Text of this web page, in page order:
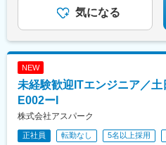
東比恵駅、渡辺橋駅、淀屋橋
池駅(福岡県)、上鳥羽口駅、
広畑駅、住ノ江駅、江波駅、
駅、油田駅、五井駅、門出駅
県)、丸の内駅(愛知県)、戸部
羽駅、峰駅、陸前落合駅、セ
岡本駅(栃木県)、笠寺駅、村
駅、徳山駅、周防下郷駅、道
駅、松江駅、伊賀屋駅、弥生
気になる
NEW
未経験歓迎ITエンジニア／
E002ーI
株式会社アスパーク
正社員 転勤なし 5名以上採用